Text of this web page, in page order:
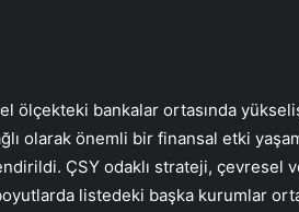
ölçekteki bankalar ortasında
olarak önemli bir finansal etki
ÇSY odaklı strateji, çevresel
listedeki başka kurumlar